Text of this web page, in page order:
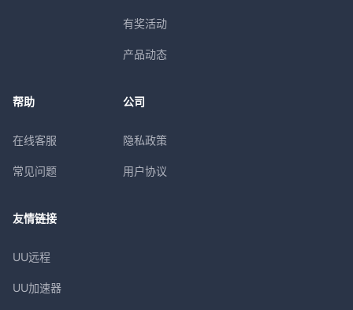
有奖活动
产品动态
帮助
在线客服
常见问题
公司
隐私政策
用户协议
友情链接
UU远程
UU加速器